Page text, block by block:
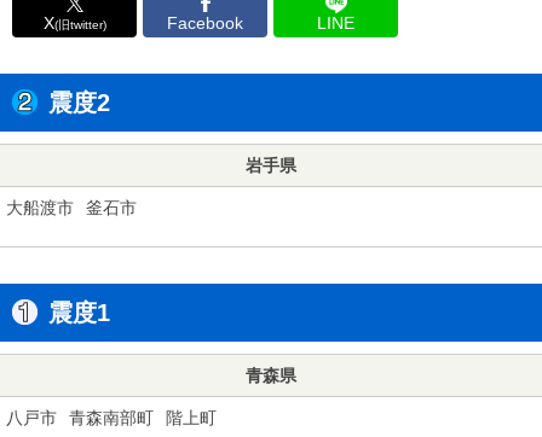
X(旧twitter) Facebook LINE
震度2
岩手県
大船渡市 釜石市
震度1
青森県
八戸市 青森南部町 階上町